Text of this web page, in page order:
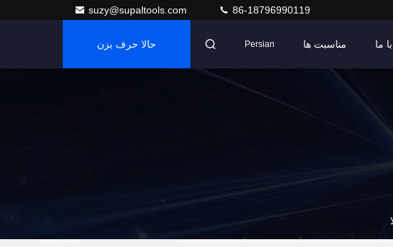
suzy@supaltools.com 86-18796990119
ما مناسبت ها Persian حالا حرف بزن